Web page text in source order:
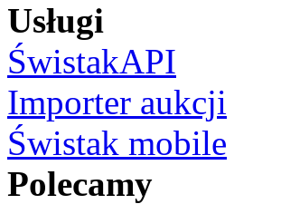
Usługi
ŚwistakAPI
Importer aukcji
Świstak mobile
Polecamy